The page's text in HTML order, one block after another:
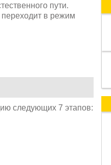
пути.
переходит в режим
следующих 7 этапов: